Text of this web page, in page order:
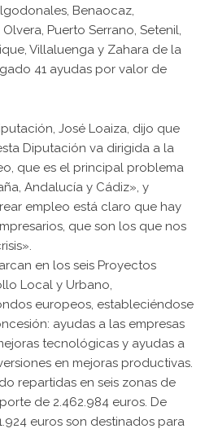
Benaocaz,
Puerto Serrano, Setenil,
Villaluenga y Zahara de la
41 ayudas por valor de
José Loaiza, dijo que
Diputación va dirigida a la
que es el principal problema
Andalucía y Cádiz», y
empleo está claro que hay
que son los que nos
en los seis Proyectos
Local y Urbano,
europeos, estableciéndose
ayudas a las empresas
tecnológicas y ayudas a
en mejoras productivas.
repartidas en seis zonas de
de 2.462.984 euros. De
euros son destinados para